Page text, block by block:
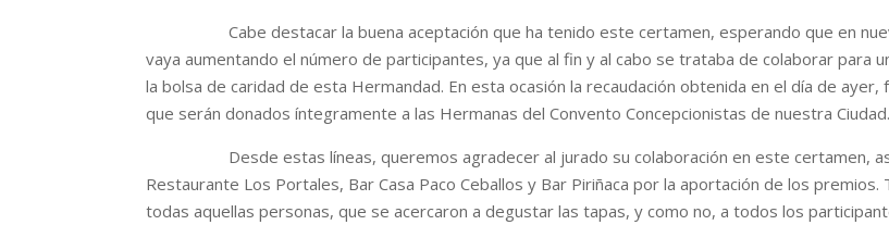
Cabe destacar la buena aceptación que ha tenido este certamen, esperando que en
vaya aumentando el número de participantes, ya que al fin y al cabo se trataba de colaborar para
la bolsa de caridad de esta Hermandad. En esta ocasión la recaudación obtenida en el día de ayer,
que serán donados íntegramente a las Hermanas del Convento Concepcionistas de nuestra Ciudad.
Desde estas líneas, queremos agradecer al jurado su colaboración en este certamen,
Restaurante Los Portales, Bar Casa Paco Ceballos y Bar Piriñaca por la aportación de los premios.
todas aquellas personas, que se acercaron a degustar las tapas, y como no, a todos los